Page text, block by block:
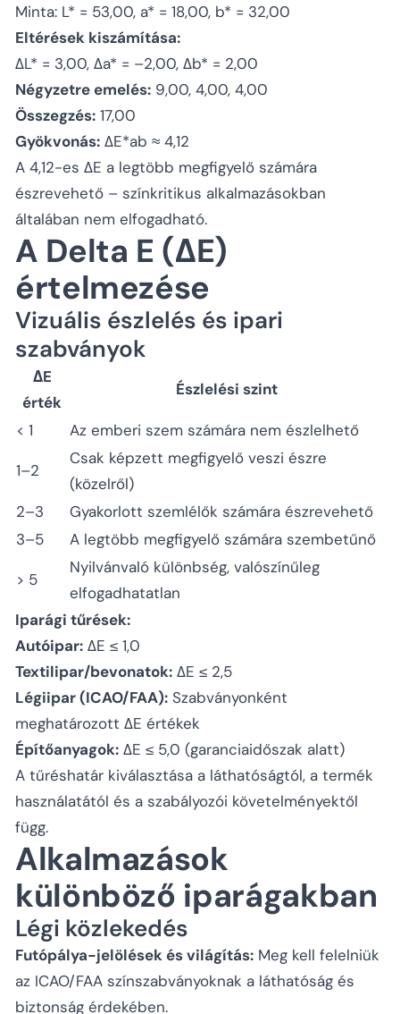
Minta: L* = 53,00, a* = 18,00, b* = 32,00
Eltérések kiszámítása:
ΔL* = 3,00, Δa* = –2,00, Δb* = 2,00
Négyzetre emelés: 9,00, 4,00, 4,00
Összegzés: 17,00
Gyökvonás: ΔE*ab ≈ 4,12
A 4,12-es ΔE a legtöbb megfigyelő számára
észrevehető – színkritikus alkalmazásokban
általában nem elfogadható.
A Delta E (ΔE)
értelmezése
Vizuális észlelés és ipari
szabványok
ΔE
érték
Észlelési szint
< 1 Az emberi szem számára nem észlelhető
1–2
Csak képzett megfigyelő veszi észre
(közelről)
2–3
Gyakorlott szemlélők számára észrevehető
3–5
A legtöbb megfigyelő számára szembetűnő
> 5
Nyilvánvaló különbség, valószínűleg
elfogadhatatlan
Iparági tűrések:
Autóipar: ΔE ≤ 1,0
Textilipar/bevonatok: ΔE ≤ 2,5
Légiipar (ICAO/FAA): Szabványonként
meghatározott ΔE értékek
Építőanyagok: ΔE ≤ 5,0 (garanciaidőszak alatt)
A tűréshatár kiválasztása a láthatóságtól, a termék
használatától és a szabályozói követelményektől
függ.
Alkalmazások
különböző iparágakban
Légi közlekedés
Futópálya-jelölések és világítás: Meg kell felelniük
az ICAO/FAA színszabványoknak a láthatóság és
biztonság érdekében.